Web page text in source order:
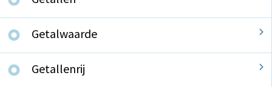
Getalwaarde
Getallenrij